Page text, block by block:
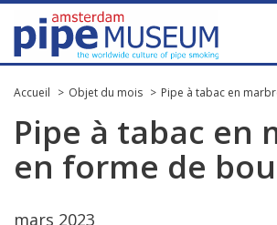
Accueil Objet du mois Pipe à tabac en
Pipe à tabac en
en forme de
mars 2023